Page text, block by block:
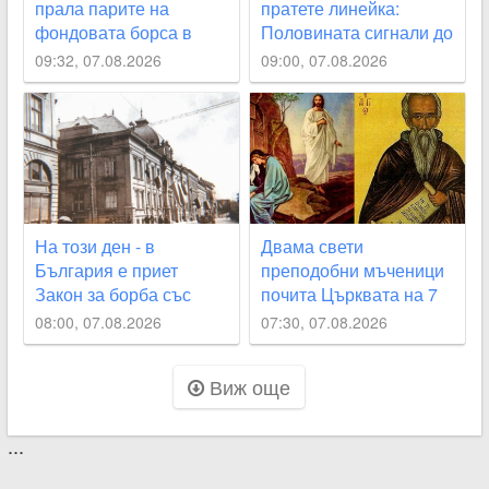
прала парите на
фондовата борса в
САЩ
09:32, 07.08.2026
пратете линейка:
Половината сигнали до
Спешна помощ в
Пловдив не са спешни
09:00, 07.08.2026
На този ден - в
България е приет
Закон за борба със
скъпотията
08:00, 07.08.2026
Двама свети
преподобни мъченици
почита Църквата на 7
август
07:30, 07.08.2026
Виж още
...